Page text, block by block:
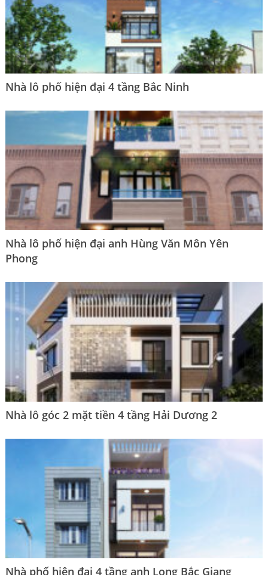
Nhà lô phố hiện đại 4 tầng Bắc Ninh
Nhà lô phố hiện đại anh Hùng Văn Môn Yên
Phong
Nhà lô góc 2 mặt tiền 4 tầng Hải Dương 2
Nhà phố hiện đại 4 tầng anh Long Bắc Giang